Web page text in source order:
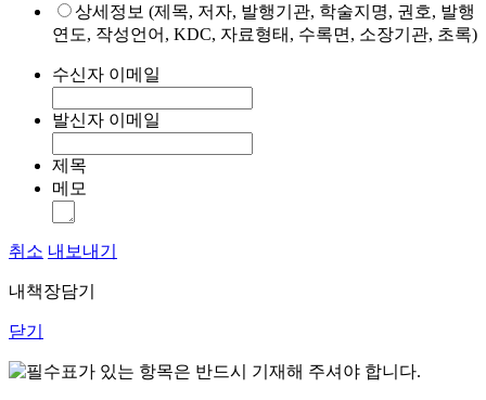
상세정보 (제목, 저자, 발행기관, 학술지명, 권호, 발행
연도, 작성언어, KDC, 자료형태, 수록면, 소장기관, 초록)
수신자 이메일
발신자 이메일
제목
메모
취소 내보내기
내책장담기
닫기
표가 있는 항목은 반드시 기재해 주셔야 합니다.